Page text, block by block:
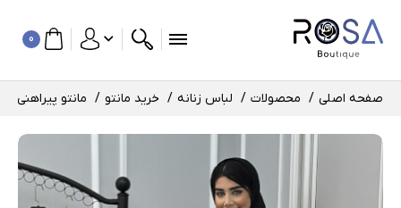
0
صفحه اصلی محصولات لباس زنانه خرید مانتو مانتو پیراهنی